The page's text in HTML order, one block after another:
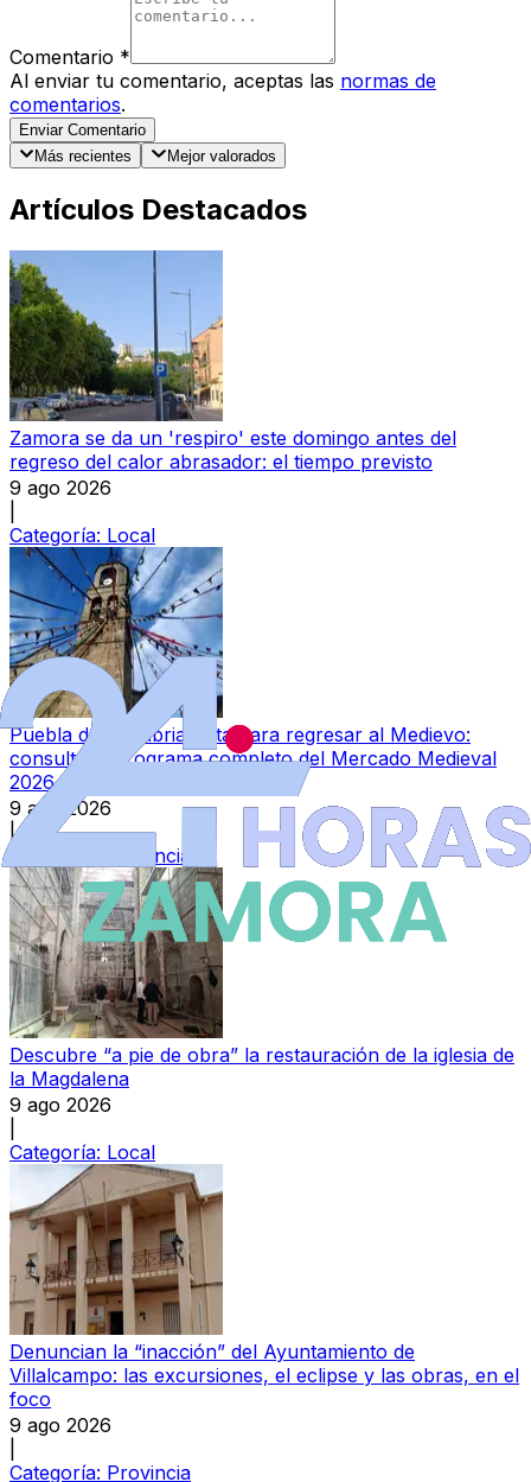
Comentario *
Al enviar tu comentario, aceptas las normas de
comentarios.
Enviar Comentario
Más recientes
Mejor valorados
Artículos Destacados
Zamora se da un 'respiro' este domingo antes del
regreso del calor abrasador: el tiempo previsto
9 ago 2026
Categoría: Local
Puebla de Sanabria, lista para regresar al Medievo:
consulta el programa completo del Mercado Medieval
2026
9 ago 2026
|
Provincia
Descubre “a pie de obra” la restauración de la iglesia de
la Magdalena
9 ago 2026
Categoría: Local
Denuncian la “inacción” del Ayuntamiento de
Villalcampo: las excursiones, el eclipse y las obras, en el
foco
9 ago 2026
Categoría: Provincia